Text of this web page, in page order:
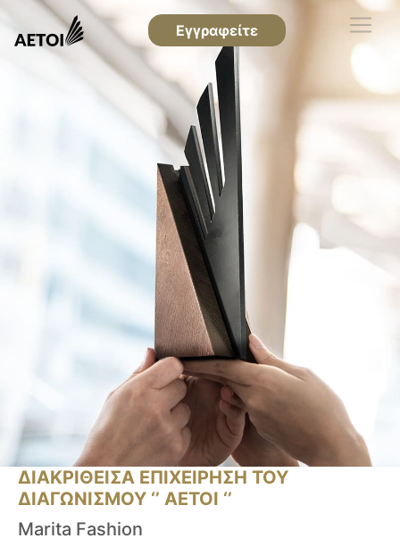
Εγγραφείτε
ΔΙΑΚΡΙΘΕΙΣΑ ΕΠΙΧΕΙΡΗΣΗ ΤΟΥ
ΔΙΑΓΩΝΙΣΜΟΥ ‘’ ΑΕΤΟΙ ‘’
Marita Fashion